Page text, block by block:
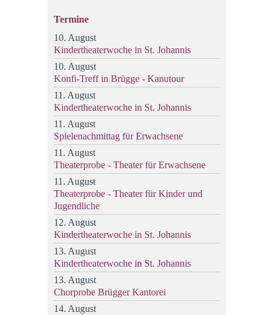
Termine
10. August
Kindertheaterwoche in St. Johannis
10. August
Konfi-Treff in Brügge - Kanutour
11. August
Kindertheaterwoche in St. Johannis
11. August
Spielenachmittag für Erwachsene
11. August
Theaterprobe - Theater für Erwachsene
11. August
Theaterprobe - Theater für Kinder und
Jugendliche
12. August
Kindertheaterwoche in St. Johannis
13. August
Kindertheaterwoche in St. Johannis
13. August
Chorprobe Brügger Kantorei
14. August